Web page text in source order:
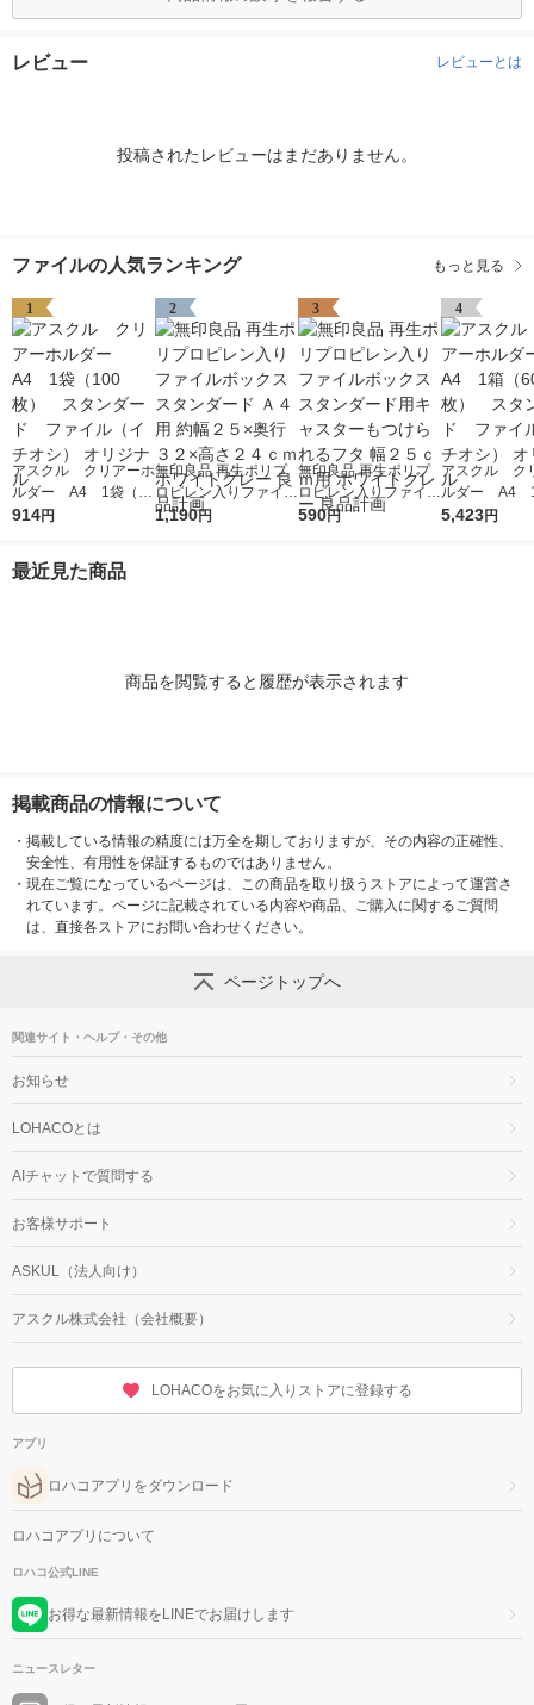
レビュー レビューとは
投稿されたレビューはまだありません。
ファイルの人気ランキング もっと見る
1
アスクル クリアーホ
ルダー A4 1袋（10
0枚） スタンダー
914円
2
無印良品 再生ポリプ
ロピレン入りファイル
ボックススタンダード
1,190円
3
無印良品 再生ポリプ
ロピレン入りファイル
ボックススタンダード
590円
4
アスクル ク
ルダー A4
0枚） スタ
5,423円
最近見た商品
商品を閲覧すると履歴が表示されます
掲載商品の情報について
・ 掲載している情報の精度には万全を期しておりますが、その内容の正確性、
安全性、有用性を保証するものではありません。
・ 現在ご覧になっているページは、この商品を取り扱うストアによって運営さ
れています。ページに記載されている内容や商品、ご購入に関するご質問
は、直接各ストアにお問い合わせください。
ページトップへ
関連サイト・ヘルプ・その他
お知らせ
LOHACOとは
AIチャットで質問する
お客様サポート
ASKUL（法人向け）
アスクル株式会社（会社概要）
LOHACOをお気に入りストアに登録する
アプリ
ロハコアプリをダウンロード
ロハコアプリについて
ロハコ公式LINE
お得な最新情報をLINEでお届けします
ニュースレター